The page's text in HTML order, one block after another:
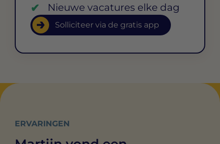
Nieuwe vacatures elke dag
Solliciteer via de gratis app
ERVARINGEN